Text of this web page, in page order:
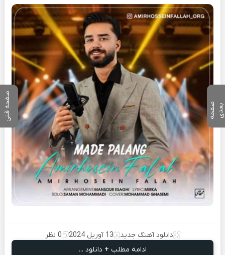
دانلود آهنگ جدید 13 آوریل 2024
0 نظر
ادامه مطلب + دانلود ...
ص
ف
ح
ه ب ع
د ی صفحه قبلی